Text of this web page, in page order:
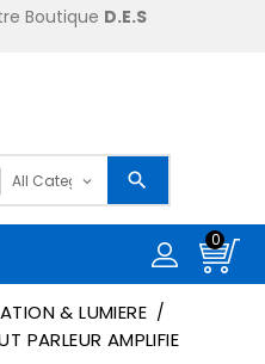
Boutique D.E.S
0
& LUMIERE
PARLEUR AMPLIFIE